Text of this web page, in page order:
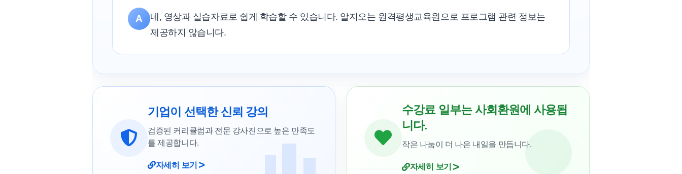
A
네, 영상과 실습자료로 쉽게 학습할 수 있습니다. 알지오는 원격평생교육원으로 프로그램 관련 정보는
제공하지 않습니다.
기업이 선택한 신뢰 강의
검증된 커리큘럼과 전문 강사진으로 높은 만족도
를 제공합니다.
자세히 보기 >
수강료 일부는 사회환원에 사용됩
니다.
작은 나눔이 더 나은 내일을 만듭니다.
자세히 보기 >